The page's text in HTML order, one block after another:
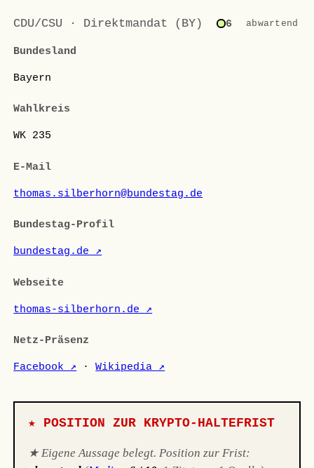
CDU/CSU · Direktmandat (BY) 6 abwartend
Bundesland
Bayern
Wahlkreis
WK 235
E-Mail
thomas.silberhorn@bundestag.de
Bundestag-Profil
bundestag.de ↗
Webseite
thomas-silberhorn.de ↗
Netz-Präsenz
Facebook ↗ ·Wikipedia ↗
★ POSITION ZUR KRYPTO-HALTEFRIST
★ Eigene Aussage belegt. Position zur Frist: